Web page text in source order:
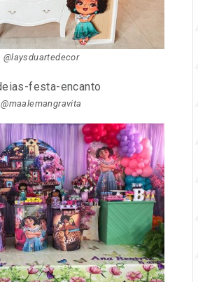
@laysduartedecor
@maalemangravita